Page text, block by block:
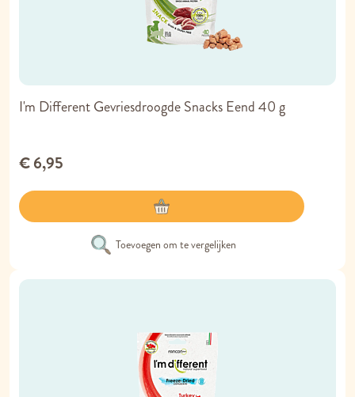
I'm Different Gevriesdroogde Snacks Eend 40 g
€ 6,95
Toevoegen om te vergelijken